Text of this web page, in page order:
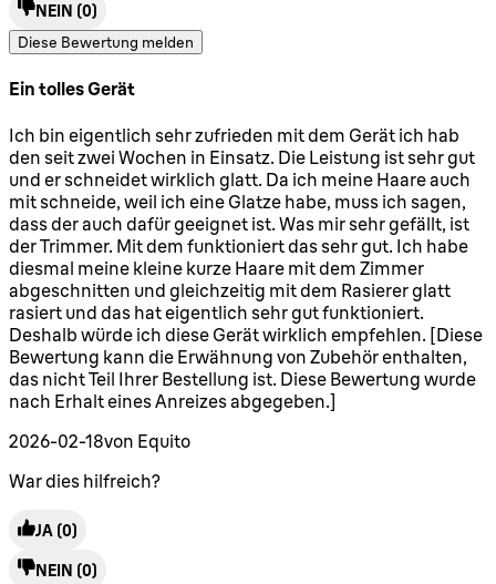
NEIN (0)
Diese Bewertung melden
Ein tolles Gerät
5 Sterne von maximal 5
Ich bin eigentlich sehr zufrieden mit dem Gerät ich hab
den seit zwei Wochen in Einsatz. Die Leistung ist sehr gut
und er schneidet wirklich glatt. Da ich meine Haare auch
mit schneide, weil ich eine Glatze habe, muss ich sagen,
dass der auch dafür geeignet ist. Was mir sehr gefällt, ist
der Trimmer. Mit dem funktioniert das sehr gut. Ich habe
diesmal meine kleine kurze Haare mit dem Zimmer
abgeschnitten und gleichzeitig mit dem Rasierer glatt
rasiert und das hat eigentlich sehr gut funktioniert.
Deshalb würde ich diese Gerät wirklich empfehlen. [Diese
Bewertung kann die Erwähnung von Zubehör enthalten,
das nicht Teil Ihrer Bestellung ist. Diese Bewertung wurde
nach Erhalt eines Anreizes abgegeben.]
2026-02-18von Equito
War dies hilfreich?
JA (0)
NEIN (0)